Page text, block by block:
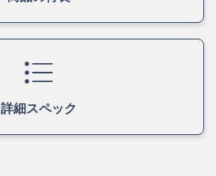
詳細スペック